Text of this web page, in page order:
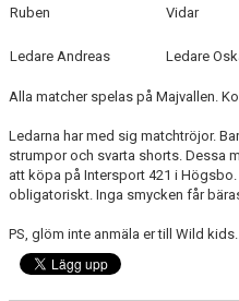
Ruben
Vidar
Ledare Andreas Ledare
Alla matcher spelas på Majvallen.
Ledarna har med sig matchtröjor.
strumpor och svarta shorts. Dessa
att köpa på Intersport 421 i
obligatoriskt. Inga smycken får
PS, glöm inte anmäla er till Wild